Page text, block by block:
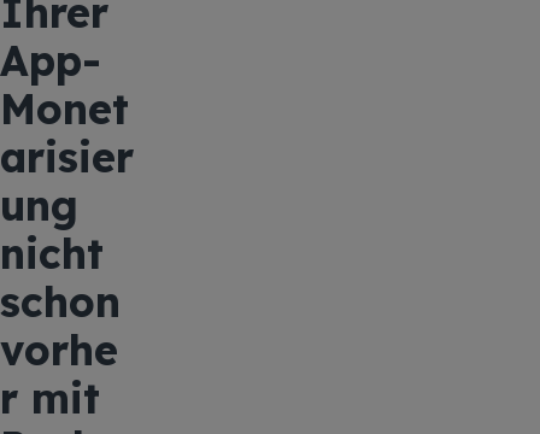
Ihrer
App-
Monet
arisier
ung
nicht
schon
vorhe
r mit